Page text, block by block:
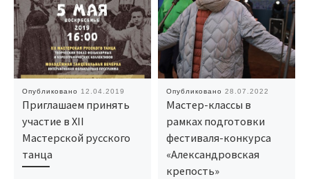
Опубликовано 12.04.2019
Приглашаем принять
участие в XII
Мастерской русского
танца
Опубликовано 28.07.2022
Мастер-классы в
рамках подготовки
фестиваля-конкурса
«Александровская
крепость»